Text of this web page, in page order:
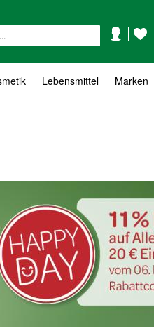
Konto
Lebensmittel Marken